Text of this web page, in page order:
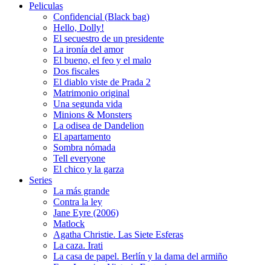
Peliculas
Confidencial (Black bag)
Hello, Dolly!
El secuestro de un presidente
La ironía del amor
El bueno, el feo y el malo
Dos fiscales
El diablo viste de Prada 2
Matrimonio original
Una segunda vida
Minions & Monsters
La odisea de Dandelion
El apartamento
Sombra nómada
Tell everyone
El chico y la garza
Series
La más grande
Contra la ley
Jane Eyre (2006)
Matlock
Agatha Christie. Las Siete Esferas
La caza. Irati
La casa de papel. Berlín y la dama del armiño